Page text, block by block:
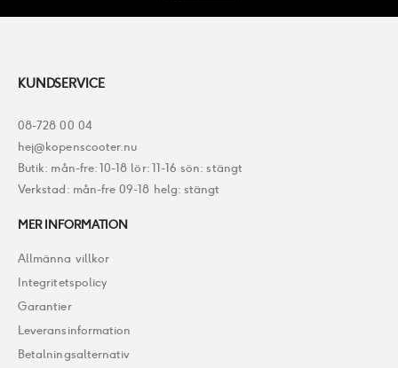
KUNDSERVICE
08-728 00 04
hej@kopenscooter.nu
Butik: mån-fre: 10-18 lör: 11-16 sön: stängt
Verkstad: mån-fre 09-18 helg: stängt
MER INFORMATION
Allmänna villkor
Integritetspolicy
Garantier
Leveransinformation
Betalningsalternativ